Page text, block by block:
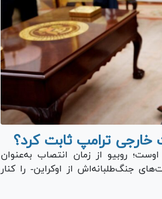
خارجی ترامپ ثابت کرد؟
منابع آگاه می‌گویند وفاداری روبیو یکی از بزرگ‌ترین دارایی‌های اوست؛ روبیو از زمان انتصاب به‌‎عنوان
جنگ‌طلبانه‌اش از اوکراین- را کنار